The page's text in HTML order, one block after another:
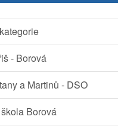
- Borová
a Martinů - DSO
Borová